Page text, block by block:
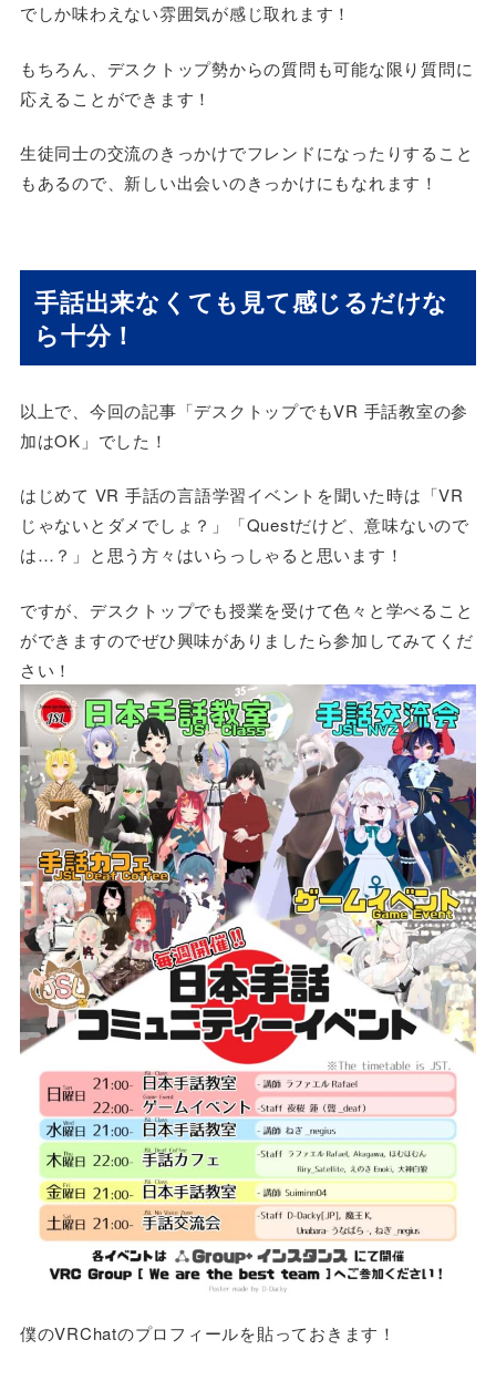
でしか味わえない雰囲気が感じ取れます！
もちろん、デスクトップ勢からの質問も可能な限り質問に
応えることができます！
生徒同士の交流のきっかけでフレンドになったりすること
もあるので、新しい出会いのきっかけにもなれます！
手話出来なくても見て感じるだけな
ら十分！
以上で、今回の記事「デスクトップでもVR 手話教室の参
加はOK」でした！
はじめて VR 手話の言語学習イベントを聞いた時は「VR
じゃないとダメでしょ？」「Questだけど、意味ないので
は…？」と思う方々はいらっしゃると思います！
ですが、デスクトップでも授業を受けて色々と学べること
ができますのでぜひ興味がありましたら参加してみてくだ
さい！
僕のVRChatのプロフィールを貼っておきます！